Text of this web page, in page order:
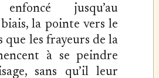
jusqu’au
la pointe vers le
que les frayeurs de la
à se peindre
sans qu’il leur